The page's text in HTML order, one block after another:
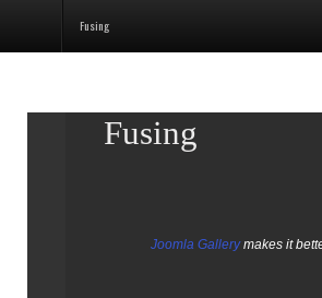
Fusing
Fusing
Joomla Gallerymakes it